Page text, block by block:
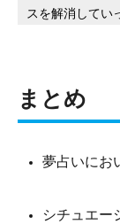
スを解消してい
まとめ
夢占いにお
シチュエー